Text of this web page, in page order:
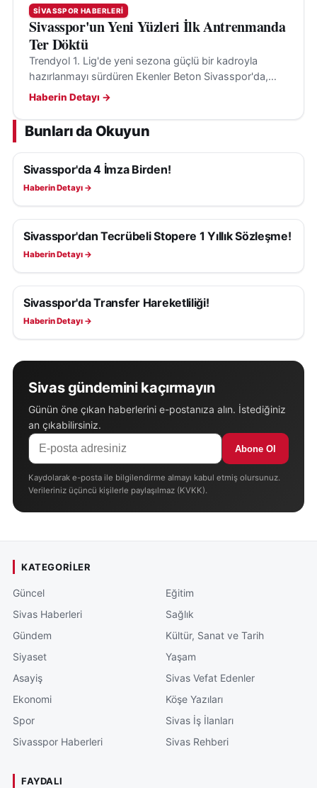
SIVASSPOR HABERLERI
Sivasspor'un Yeni Yüzleri İlk Antrenmanda
Ter Döktü
Trendyol 1. Lig'de yeni sezona güçlü bir kadroyla
hazırlanmayı sürdüren Ekenler Beton Sivasspor'da,
yeni transferler ilk kez takım arkadaşlarıyla birlikte
Haberin Detayı →
Bunları da Okuyun
SIVASSPOR HABERLERI
Sivasspor'da 4 İmza Birden!
Haberin Detayı →
SIVASSPOR HABERLERI
Sivasspor'dan Tecrübeli Stopere 1 Yıllık Sözleşme!
Haberin Detayı →
SIVASSPOR HABERLERI
Sivasspor'da Transfer Hareketliliği!
Haberin Detayı →
Sivas gündemini kaçırmayın
Günün öne çıkan haberlerini e-postanıza alın. İstediğiniz
an çıkabilirsiniz.
Abone Ol
Kaydolarak e-posta ile bilgilendirme almayı kabul etmiş olursunuz.
Verileriniz üçüncü kişilerle paylaşılmaz (KVKK).
KATEGORILER
Güncel
Sivas Haberleri
Gündem
Siyaset
Asayiş
Ekonomi
Spor
Sivasspor Haberleri
Eğitim
Sağlık
Kültür, Sanat ve Tarih
Yaşam
Sivas Vefat Edenler
Köşe Yazıları
Sivas İş İlanları
Sivas Rehberi
FAYDALI